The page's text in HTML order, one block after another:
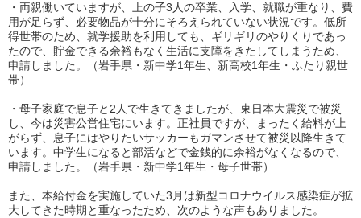
・両親働いていますが、上の子3人の卒業、入学、就職が重なり、費
用が足らず、必要物品が十分にそろえられていない状況です。低所
得世帯のため、就学援助を利用しても、ギリギリのやりくりであっ
たので、貯金できる余裕もなく生活に支障をきたしてしまうため、
申請しました。（岩手県・新中学1年生、新高校1年生・ふたり親世
帯）
・母子家庭で息子と2人で生きてきましたが、東日本大震災で被災
し、今は災害公営住宅にいます。正社員ですが、まったく給料が上
がらず、息子にはやりたいサッカーもガマンさせて被災以降生きて
います。中学生になると部活などで金銭的に余裕がなくなるので、
申請しました。（岩手県・新中学1年生・母子世帯）
また、本給付金を実施していた3月は新型コロナウイルス感染症が拡
大してきた時期と重なったため、次のような声もありました。